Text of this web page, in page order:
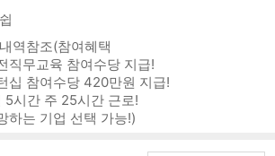
역참조(참여혜택
직무교육 참여수당 지급!
십 참여수당 420만원 지급!
5시간 주 25시간 근로!
하는 기업 선택 가능!)